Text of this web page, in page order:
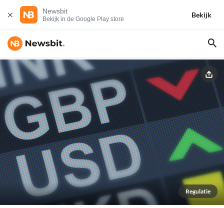
Newsbit
Bekijk in de Google Play store
Bekijk
Regulatie